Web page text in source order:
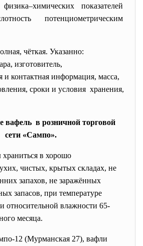
показателей
потенциометрическим
чёткая. Указанно:
изготовитель,
и контактная информация, масса,
сроки и условия хранения,
вафель в розничной торговой
сети «Сампо».
в хорошо
чистых, крытых складах, не
запахов, не заражённых
запасов, при температуре
относительной влажности 65-
месяца.
12 (Мурманская 27), вафли